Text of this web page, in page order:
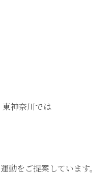
東神奈川では
動をご提案しています。